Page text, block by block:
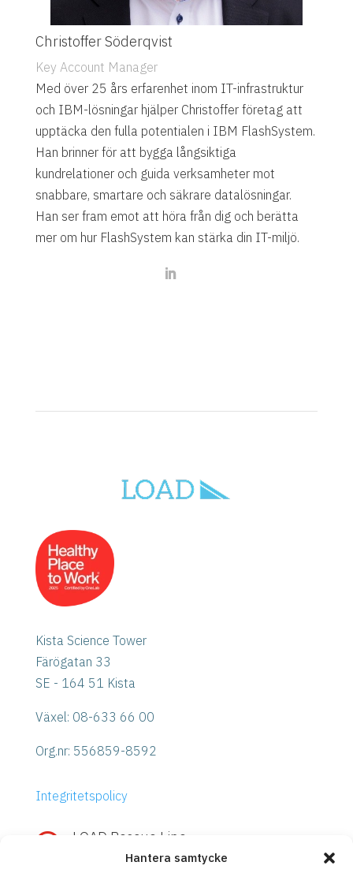
Hantera samtycke
Christoffer Söderqvist
Key Account Manager
Med över 25 års erfarenhet inom IT-infrastruktur
och IBM-lösningar hjälper Christoffer företag att
upptäcka den fulla potentialen i IBM FlashSystem.
Han brinner för att bygga långsiktiga
kundrelationer och guida verksamheter mot
snabbare, smartare och säkrare datalösningar.
Han ser fram emot att höra från dig och berätta
mer om hur FlashSystem kan stärka din IT-miljö.
Kista Science Tower
Färögatan 33
SE - 164 51 Kista
Växel: 08-633 66 00
Org.nr: 556859-8592
Integritetspolicy
 LOAD Rescue Line
Snabb hjälp med IBM Power eller